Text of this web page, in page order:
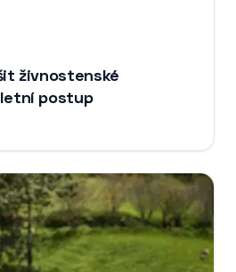
živnostenské
postup